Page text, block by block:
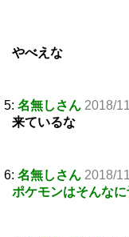
やべえな
5: 名無しさん 2018/
来ているな
6: 名無しさん 2018/
ポケモンはそんな